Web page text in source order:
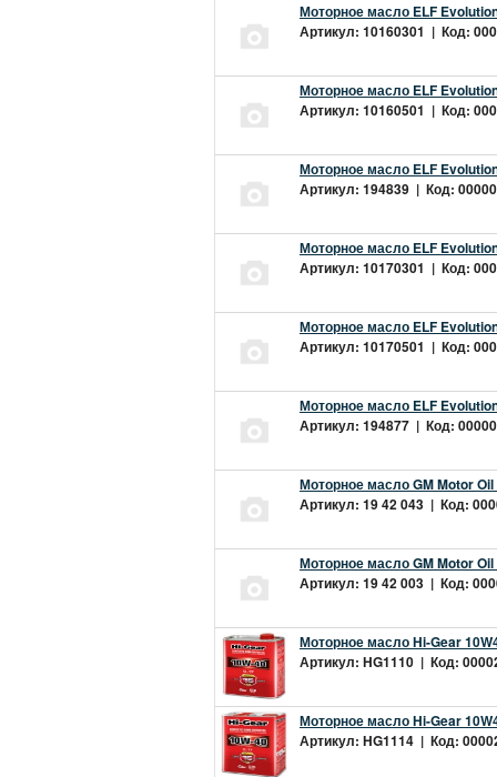
Моторное масло ELF
Артикул: 10160301 | Код:
Моторное масло ELF
Артикул: 10160501 | Код:
Моторное масло ELF
Артикул: 194839 | Код:
Моторное масло ELF
Артикул: 10170301 | Код:
Моторное масло ELF
Артикул: 10170501 | Код:
Моторное масло ELF
Артикул: 194877 | Код:
Моторное масло GM Motor Oil
Артикул: 19 42 043 | Код:
Моторное масло GM Motor
Артикул: 19 42 003 | Код:
Моторное масло Hi-Gear
Артикул: HG1110 | Код:
Моторное масло Hi-Gear
Артикул: HG1114 | Код: